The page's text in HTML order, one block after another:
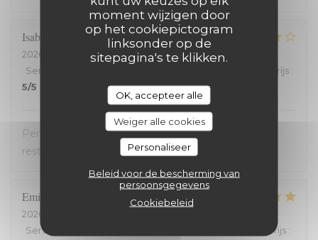
moment wijzigen door
op het cookiepictogram
linksonder op de
sitepagina's te klikken.
OK, accepteer alle
Weiger alle cookies
Personaliseer
Beleid voor de bescherming van
persoonsgegevens
Cookiebeleid
Isabelle
2026-07-20
- 19:30 - Gasten 2
Service
Kwaliteit / Prijs :
5/5
Personnel très accueillant, très bons plats, carte
restreinte
Emilienne
2026-07-19
Service
Kwaliteit / Prijs :